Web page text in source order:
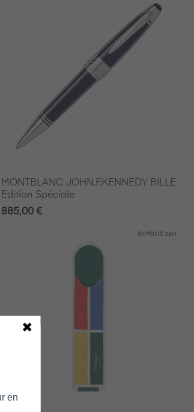
MONTBLANC JOHN.F.KENNEDY BILLE
Edition Spéciale
885,00 €
EXPÉDIÉ24H
en